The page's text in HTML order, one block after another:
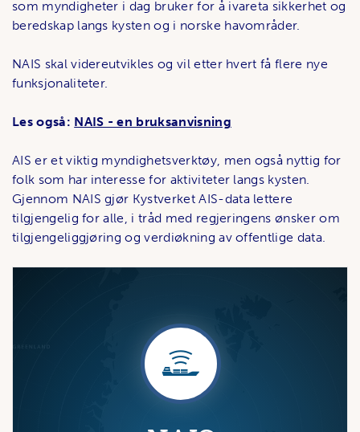
som myndigheter i dag bruker for å ivareta sikkerhet og
beredskap langs kysten og i norske havområder.
NAIS skal videreutvikles og vil etter hvert få flere nye
funksjonaliteter.
Les også: NAIS - en bruksanvisning
AIS er et viktig myndighetsverktøy, men også nyttig for
folk som har interesse for aktiviteter langs kysten.
Gjennom NAIS gjør Kystverket AIS-data lettere
tilgjengelig for alle, i tråd med regjeringens ønsker om
tilgjengeliggjøring og verdiøkning av offentlige data.